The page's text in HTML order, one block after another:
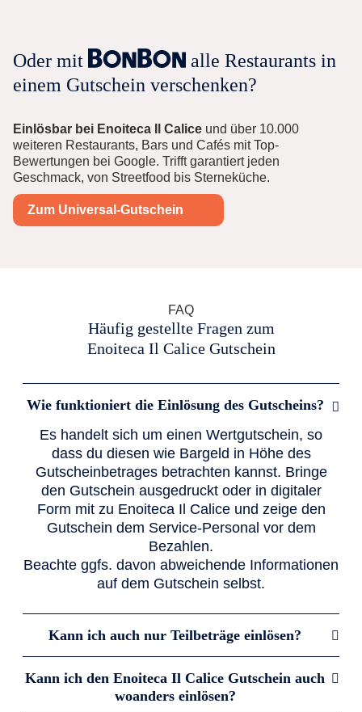
Oder mit
alle Restaurants in
einem Gutschein verschenken?
Einlösbar bei Enoiteca Il Calice und über 10.000
weiteren Restaurants, Bars und Cafés mit Top-
Bewertungen bei Google. Trifft garantiert jeden
Geschmack, von Streetfood bis Sterneküche.
Zum Universal-Gutschein
FAQ
Häufig gestellte Fragen zum
Enoiteca Il Calice Gutschein
Wie funktioniert die Einlösung des Gutscheins?
Es handelt sich um einen Wertgutschein, so
dass du diesen wie Bargeld in Höhe des
Gutscheinbetrages betrachten kannst. Bringe
den Gutschein ausgedruckt oder in digitaler
Form mit zu Enoiteca Il Calice und zeige den
Gutschein dem Service-Personal vor dem
Bezahlen.
Beachte ggfs. davon abweichende Informationen
auf dem Gutschein selbst.
Kann ich auch nur Teilbeträge einlösen?
Kann ich den Enoiteca Il Calice Gutschein auch
woanders einlösen?